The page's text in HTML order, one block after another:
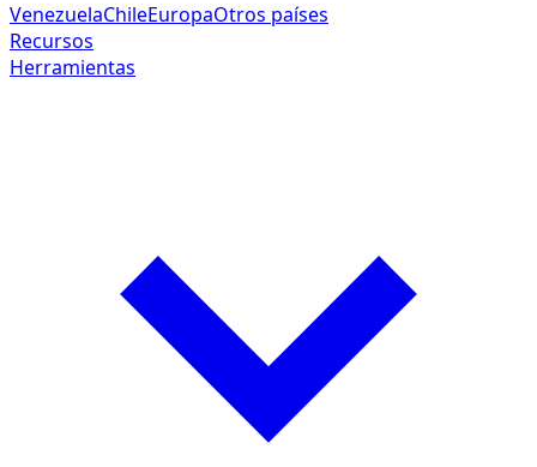
VenezuelaChileEuropaOtros países
Recursos
Herramientas